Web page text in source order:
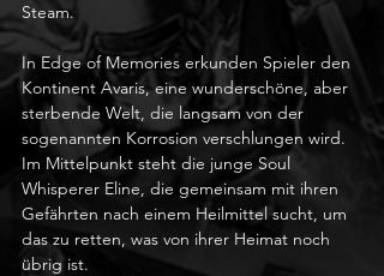
Steam.
In Edge of Memories erkunden Spieler den
Kontinent Avaris, eine wunderschöne, aber
sterbende Welt, die langsam von der
sogenannten Korrosion verschlungen wird.
Im Mittelpunkt steht die junge Soul
Whisperer Eline, die gemeinsam mit ihren
Gefährten nach einem Heilmittel sucht, um
das zu retten, was von ihrer Heimat noch
übrig ist.